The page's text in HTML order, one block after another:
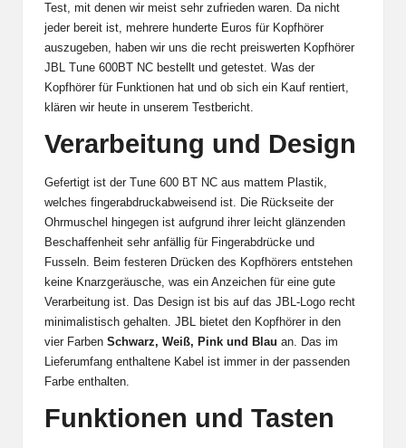
Test, mit denen wir meist sehr zufrieden waren. Da nicht
jeder bereit ist, mehrere hunderte Euros für Kopfhörer
auszugeben, haben wir uns die recht preiswerten Kopfhörer
JBL Tune 600BT NC bestellt und getestet. Was der
Kopfhörer für Funktionen hat und ob sich ein Kauf rentiert,
klären wir heute in unserem Testbericht.
Verarbeitung und Design
Gefertigt ist der Tune 600 BT NC aus mattem Plastik,
welches fingerabdruckabweisend ist. Die Rückseite der
Ohrmuschel hingegen ist aufgrund ihrer leicht glänzenden
Beschaffenheit sehr anfällig für Fingerabdrücke und
Fusseln. Beim festeren Drücken des Kopfhörers entstehen
keine Knarzgeräusche, was ein Anzeichen für eine gute
Verarbeitung ist. Das Design ist bis auf das JBL-Logo recht
minimalistisch gehalten. JBL bietet den Kopfhörer in den
vier Farben Schwarz, Weiß, Pink und Blau an. Das im
Lieferumfang enthaltene Kabel ist immer in der passenden
Farbe enthalten.
Funktionen und Tasten